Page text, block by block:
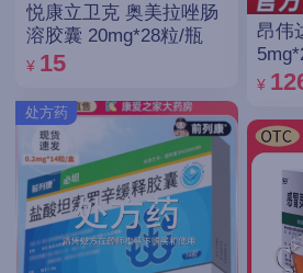
悦康立卫克 奥美拉唑肠
溶胶囊 20mg*28粒/瓶
¥ 15
处方药
昂伟
¥